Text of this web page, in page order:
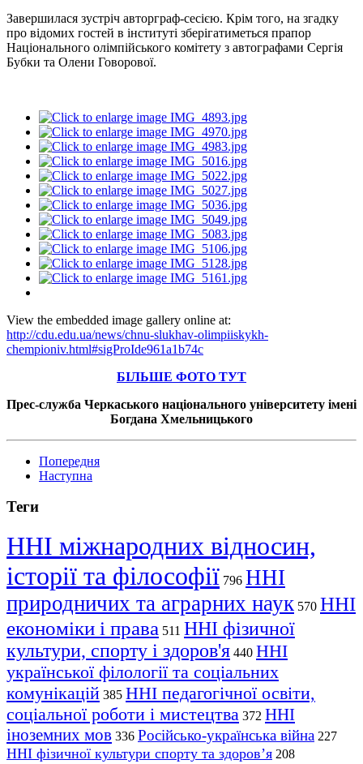
Завершилася зустріч авторграф-сесією. Крім того, на згадку
про відомих гостей в інституті зберігатиметься прапор
Національного олімпійського комітету з автографами Сергія
Бубки та Олени Говорової.
View the embedded image gallery online at:
http://cdu.edu.ua/news/chnu-slukhav-olimpiiskykh-
chempioniv.html#sigProIde961a1b74c
БІЛЬШЕ ФОТО ТУТ
Прес-служба Черкаського національного університету імені
Богдана Хмельницького
Попередня
Наступна
Теги
ННІ міжнародних відносин,
історії та філософії 796 ННІ
природничих та аграрних наук 570 ННІ
економіки і права 511 ННІ фізичної
культури, спорту і здоров'я 440 ННІ
української філології та соціальних
комунікацій 385 ННІ педагогічної освіти,
соціальної роботи і мистецтва 372 ННІ
іноземних мов 336 Російсько-українська війна 227
ННІ фізичної культури спорту та здоров’я 208